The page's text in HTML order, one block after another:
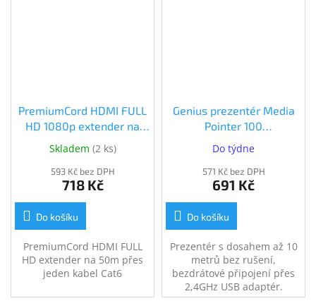
PremiumCord HDMI FULL
HD 1080p extender na
Cat6 (khext50-7)
Skladem (2 ks)
593 Kč bez DPH
718 Kč
Do košíku
PremiumCord HDMI FULL
HD extender na 50m přes
jeden kabel Cat6
Genius prezentér Media
Pointer 100
Do týdne
571 Kč bez DPH
691 Kč
Do košíku
Prezentér s dosahem až 10
metrů bez rušení,
bezdrátové připojení přes
2,4GHz USB adaptér.